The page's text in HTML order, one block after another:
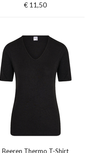
€ 11,50
Beeren Thermo T-Shirt